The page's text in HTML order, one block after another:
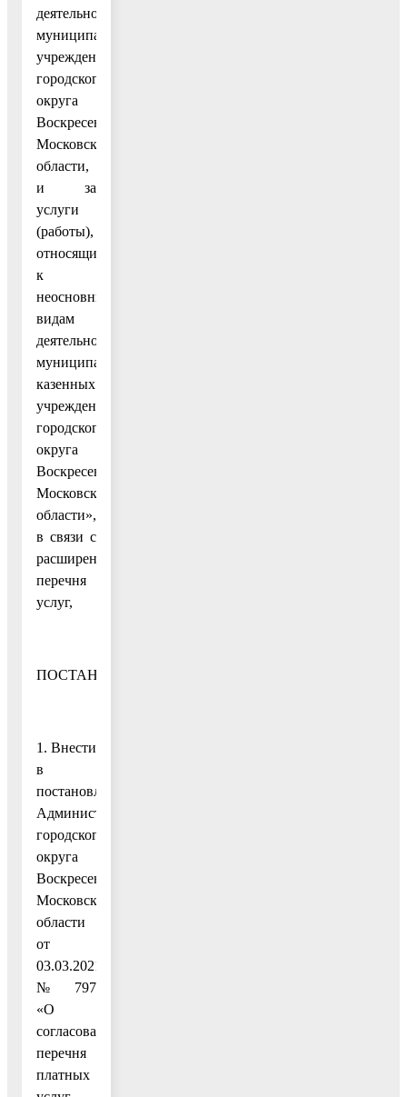
деятельности
муниципальных
учреждений
городского
округа
Воскресенск
Московской
области,
и за
услуги
(работы),
относящиеся
к
неосновным
видам
деятельности
муниципальных
казенных
учреждений
городского
округа
Воскресенск
Московской
области»,
в связи с
расширением
перечня
услуг,
ПОСТАНОВЛЯЮ:
1. Внести
в
постановление
Администрации
городского
округа
Воскресенск
Московской
области
от
03.03.2021
№ 797
«О
согласовании
перечня
платных